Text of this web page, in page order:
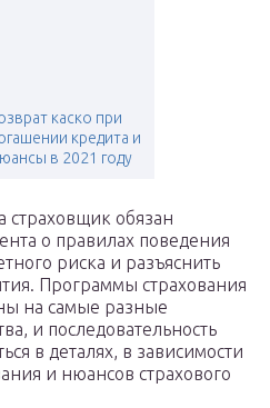
каско при
кредита и
в 2021 году
обязан
о правилах поведения
риска и разъяснить
Программы страхования
на самые разные
и последовательность
в деталях, в зависимости
и нюансов страхового